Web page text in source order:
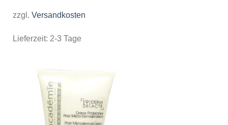
zzgl. Versandkosten
Lieferzeit: 2-3 Tage